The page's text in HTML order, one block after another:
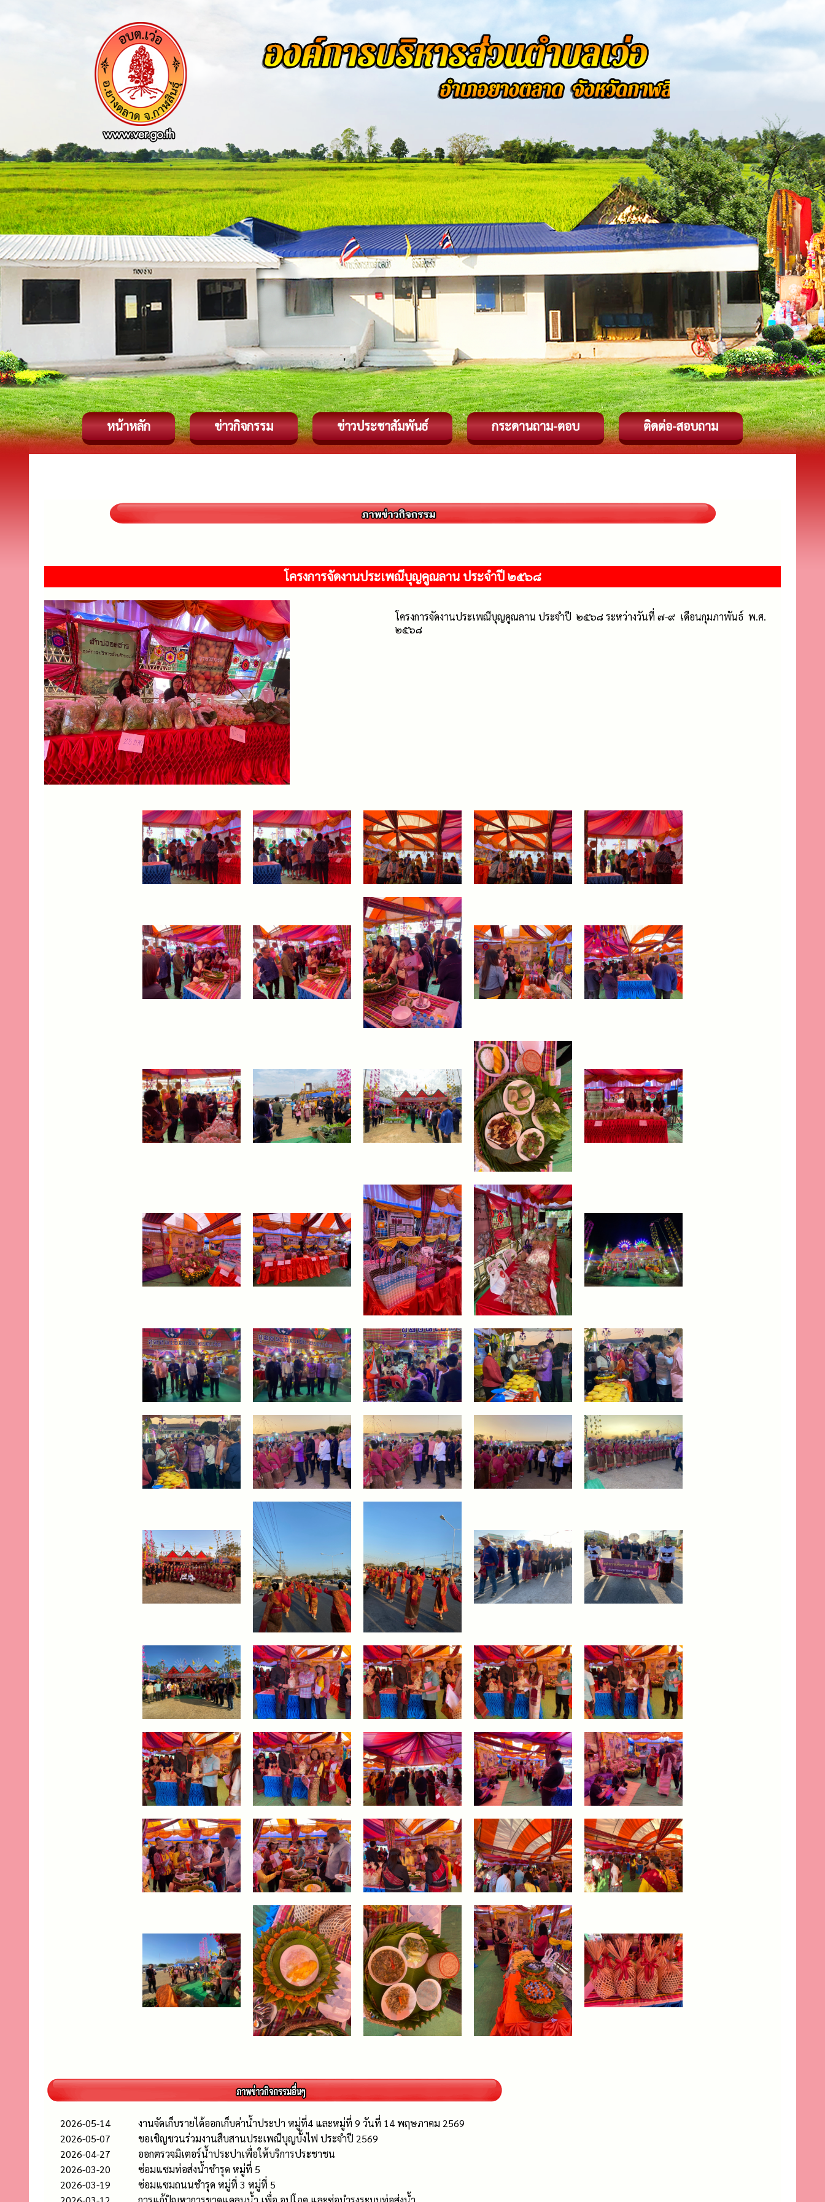
หน้าหลัก ข่าวกิจกรรม ข่าวประชาสัมพันธ์ กระดานถาม-ตอบ ติดต่อ-สอบถาม
โครงการจัดงานประเพณีบุญคูณลาน ประจำปี ๒๕๖๘
โครงการจัดงานประเพณีบุญคูณลาน ประจำปี ๒๕๖๘ ระหว่างวันที่ ๗-๙ เดือนกุมภาพันธ์ พ.ศ.
๒๕๖๘
2026-05-14
งานจัดเก็บรายได้ออกเก็บค่าน้ำประปา หมู่ที่4 และหมู่ที่ 9 วันที่ 14 พฤษภาคม 2569
2026-05-07
ขอเชิญชวนร่วมงานสืบสานประเพณีบุญบั้งไฟ ประจำปี 2569
2026-04-27
ออกตรวจมิเตอร์น้ำประปาเพื่อให้บริการประชาชน
2026-03-20
ซ่อมแซมท่อส่งน้ำชำรุด หมู่ที่ 5
2026-03-19
ซ่อมแซมถนนชำรุด หมู่ที่ 3 หมู่ที่ 5